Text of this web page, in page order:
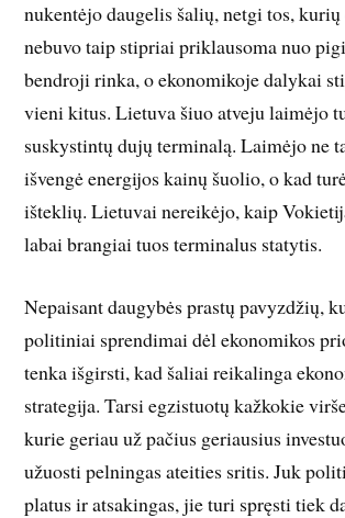
nukentėjo daugelis šalių, netgi tos,
nebuvo taip stipriai priklausoma nuo
bendroji rinka, o ekonomikoje dalykai
vieni kitus. Lietuva šiuo atveju laimėjo
suskystintų dujų terminalą. Laimėjo ne
išvengė energijos kainų šuolio, o kad
išteklių. Lietuvai nereikėjo, kaip
labai brangiai tuos terminalus statytis.
Nepaisant daugybės prastų pavyzdžių,
politiniai sprendimai dėl ekonomikos
tenka išgirsti, kad šaliai reikalinga
strategija. Tarsi egzistuotų kažkokie
kurie geriau už pačius geriausius
užuosti pelningas ateities sritis. Juk
platus ir atsakingas, jie turi spręsti tiek